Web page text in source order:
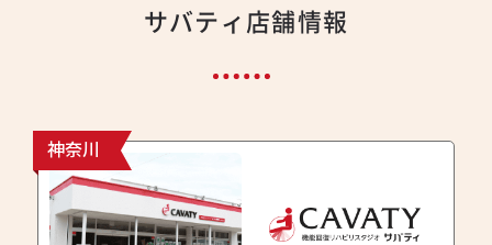
サバティ店舗情報
神奈川